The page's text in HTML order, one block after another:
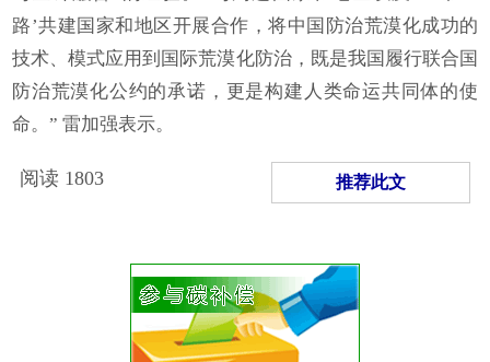
路’共建国家和地区开展合作，将中国防治荒漠化成功的
技术、模式应用到国际荒漠化防治，既是我国履行联合国
防治荒漠化公约的承诺，更是构建人类命运共同体的使
命。” 雷加强表示。
阅读 1803 推荐此文